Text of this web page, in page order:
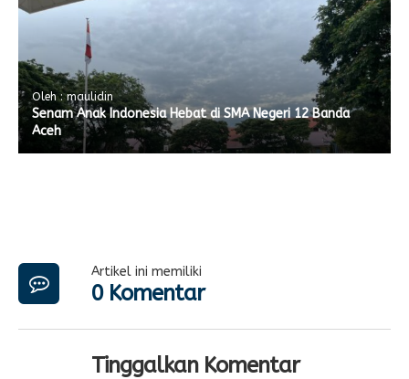
Oleh : maulidin
Senam Anak Indonesia Hebat di SMA Negeri 12 Banda
Aceh
Artikel ini memiliki
0 Komentar
Tinggalkan Komentar